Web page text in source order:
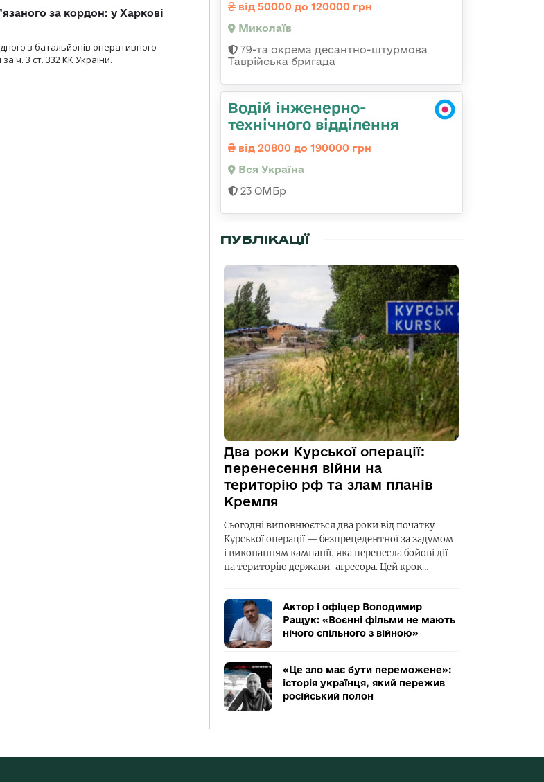
за кордон: у Харкові
з батальйонів оперативного
ч. 3 ст. 332 КК України.
від 50000 до 120000 грн
Миколаїв
79-та окрема десантно-штурмова
Таврійська бригада
Водій інженерно-
технічного відділення
від 20800 до 190000 грн
Вся Україна
23 ОМБр
ПУБЛІКАЦІЇ
Два роки Курської операції:
перенесення війни на
територію рф та злам планів
Кремля
Сьогодні виповнюється два роки від початку
Курської операції — безпрецедентної за задумом
і виконанням кампанії, яка перенесла бойові дії
на територію держави-агресора. Цей крок…
Актор і офіцер Володимир
Ращук: «Воєнні фільми не мають
нічого спільного з війною»
«Це зло має бути переможене»:
історія українця, який пережив
російський полон